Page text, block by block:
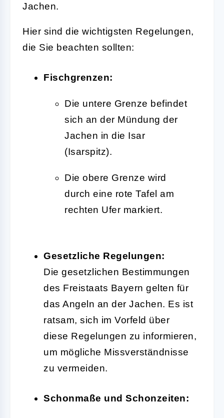
Jachen.
Hier sind die wichtigsten Regelungen,
die Sie beachten sollten:
Fischgrenzen:
Die untere Grenze befindet
sich an der Mündung der
Jachen in die Isar
(Isarspitz).
Die obere Grenze wird
durch eine rote Tafel am
rechten Ufer markiert.
Gesetzliche Regelungen:
Die gesetzlichen Bestimmungen
des Freistaats Bayern gelten für
das Angeln an der Jachen. Es ist
ratsam, sich im Vorfeld über
diese Regelungen zu informieren,
um mögliche Missverständnisse
zu vermeiden.
Schonmaße und Schonzeiten: